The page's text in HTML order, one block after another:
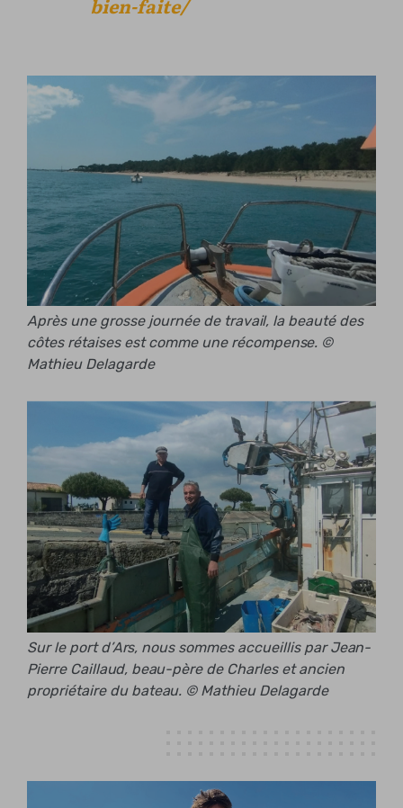
Après une grosse journée de travail, la beauté des
côtes rétaises est comme une récompense. ©
Mathieu Delagarde
Sur le port d’Ars, nous sommes accueillis par Jean-
Pierre Caillaud, beau-père de Charles et ancien
propriétaire du bateau. © Mathieu Delagarde